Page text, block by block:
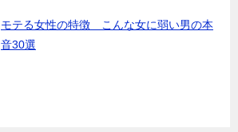
モテる女性の特徴 こんな女に弱い男の本
音30選